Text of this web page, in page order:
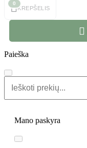

0
KREPŠELIS

Paieška
Mano paskyra